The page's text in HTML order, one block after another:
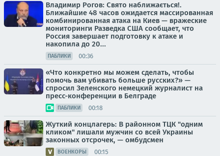
Владимир Рогов: Свято наближається!.
Ближайшие 48 часов ожидается массированная
комбинированная атака на Киев — вражеские
мониторинги Разведка США сообщает, что
Россия завершает подготовку к атаке и
накопила до 20...
ПАБЛИКИ 00:36
«Что конкретно мы можем сделать, чтобы
помочь вам убивать больше русских?» —
спросил Зеленского немецкий журналист на
пресс-конференции в Белграде
ПАБЛИКИ 00:18
Жуткий концлагерь: В районном ТЦК "одним
кликом" лишали мужчин со всей Украины
законных отсрочек, — омбудсмен
ВОЕНКОРЫ 00:15